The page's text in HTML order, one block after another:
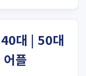
대 | 50대
플